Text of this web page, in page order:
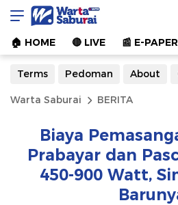
Warta Saburai
Sumber Informasi Terkini
🏠︎ HOME 🔴 LIVE 📰 E-PAPER
Terms Pedoman About
Warta Saburai BERITA
Biaya
Prabayar dan
450-900 Watt,